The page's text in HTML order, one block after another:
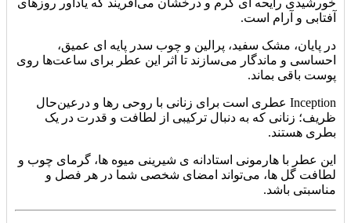
آفتابی و آرام است.
در پایان، مشک سفید، پرالین و چوب سدر پایه‌ ای عمیق،
احساسی و ماندگار می‌سازند تا اثر این عطر برای ساعت‌ها روی
پوست باقی بماند.
Inception عطری است برای زنانی با روحی رها و درعین‌حال
ظریف؛ زنانی که به دنبال ترکیبی از لطافت و قدرت در یک
بطری هستند.
این عطر با هارمونی استادانه‌ ی شیرینی میوه‌ ها، گرمای چوب و
لطافت گل‌ ها، می‌تواند امضای شخصی شما در هر فصل و
مناسبتی باشد.